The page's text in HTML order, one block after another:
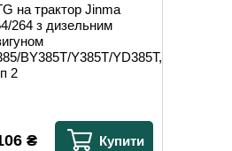
на трактор Jinma
264 з дизельним
BY385T/Y385T/YD385T,
2
₴ Купити